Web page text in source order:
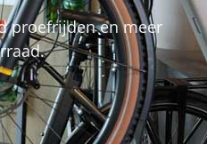
proefrijden en meer